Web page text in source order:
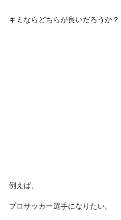
キミならどちらが良いだろうか？
例えば、
プロサッカー選手になりたい。